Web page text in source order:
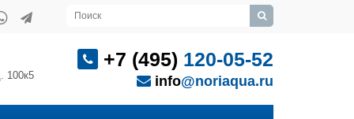
100к5
+7 (495) 120-05-52
info@noriaqua.ru